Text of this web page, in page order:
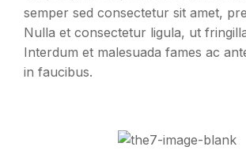
semper sed consectetur sit amet,
Nulla et consectetur ligula, ut
Interdum et malesuada fames ac
in faucibus.